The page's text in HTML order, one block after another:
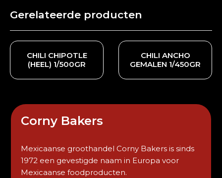
Gerelateerde producten
CHILI CHIPOTLE
(HEEL) 1/500GR
CHILI ANCHO
GEMALEN 1/450GR
Corny Bakers
Mexicaanse groothandel Corny Bakers is sinds
1972 een gevestigde naam in Europa voor
Mexicaanse foodproducten.